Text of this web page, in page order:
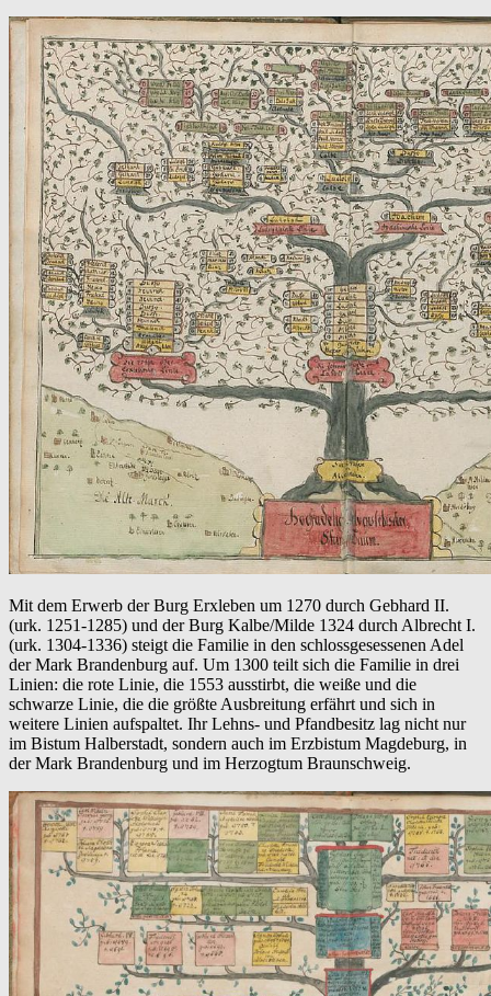
Mit dem Erwerb der Burg Erxleben um 1270 durch Gebhard II.
(urk. 1251-1285) und der Burg Kalbe/Milde 1324 durch Albrecht I.
(urk. 1304-1336) steigt die Familie in den schlossgesessenen Adel
der Mark Brandenburg auf. Um 1300 teilt sich die Familie in drei
Linien: die rote Linie, die 1553 ausstirbt, die weiße und die
schwarze Linie, die die größte Ausbreitung erfährt und sich in
weitere Linien aufspaltet. Ihr Lehns- und Pfandbesitz lag nicht nur
im Bistum Halberstadt, sondern auch im Erzbistum Magdeburg, in
der Mark Brandenburg und im Herzogtum Braunschweig.